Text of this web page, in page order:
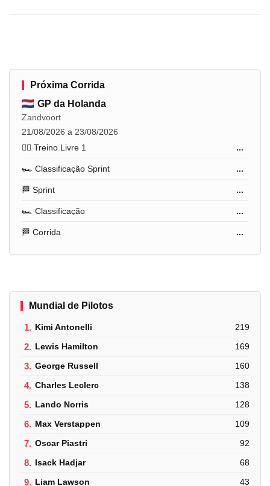
Próxima Corrida
GP da Holanda
Zandvoort
21/08/2026 a 23/08/2026
🏋️‍♂️ Treino Livre 1
...
🏎️ Classificação Sprint ...
🏁 Sprint ...
🏎️ Classificação ...
🏁 Corrida ...
Mundial de Pilotos
1. Kimi Antonelli 219
2. Lewis Hamilton 169
3. George Russell 160
4. Charles Leclerc 138
5. Lando Norris 128
6. Max Verstappen 109
7. Oscar Piastri 92
8. Isack Hadjar 68
9. Liam Lawson 43